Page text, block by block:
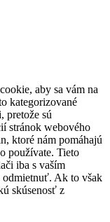
aby sa vám na
kategorizované
pretože sú
stránok webového
ktoré nám pomáhajú
používate. Tieto
iba s vaším
odmietnuť. Ak to však
skúsenosť z